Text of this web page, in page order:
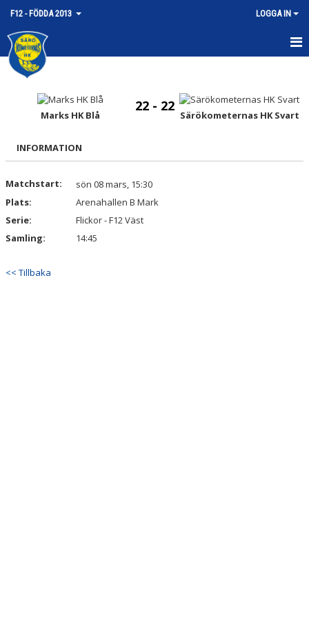
F12 - FÖDDA 2013 LOGGA IN
HEM
NYHETER
MATCHER
TRUPPEN
BILDGALLERI
DOKUMENT
KONTAKT
Marks HK Blå
22 - 22
Särökometernas HK Svart
INFORMATION
Matchstart:
sön 08 mars, 15:30
Plats:
Arenahallen B Mark
Serie:
Flickor - F12 Väst
Samling:
14:45
<< Tillbaka